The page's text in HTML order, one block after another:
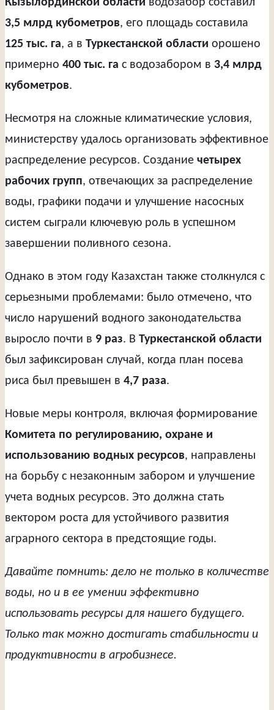
3,5 млрд кубометров, его площадь составила
125 тыс. га, а в Туркестанской области орошено
примерно 400 тыс. га с водозабором в 3,4 млрд
кубометров.
Несмотря на сложные климатические условия,
министерству удалось организовать эффективное
распределение ресурсов. Создание четырех
рабочих групп, отвечающих за распределение
воды, графики подачи и улучшение насосных
систем сыграли ключевую роль в успешном
завершении поливного сезона.
Однако в этом году Казахстан также столкнулся с
серьезными проблемами: было отмечено, что
число нарушений водного законодательства
выросло почти в 9 раз. В Туркестанской области
был зафиксирован случай, когда план посева
риса был превышен в 4,7 раза.
Новые меры контроля, включая формирование
Комитета по регулированию, охране и
использованию водных ресурсов, направлены
на борьбу с незаконным забором и улучшение
учета водных ресурсов. Это должна стать
вектором роста для устойчивого развития
аграрного сектора в предстоящие годы.
Давайте помнить: дело не только в количестве
воды, но и в ее умении эффективно
использовать ресурсы для нашего будущего.
Только так можно достигать стабильности и
продуктивности в агробизнесе.